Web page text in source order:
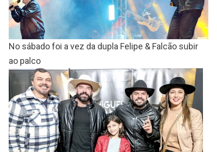
No sábado foi a vez da dupla Felipe & Falcão subir
ao palco